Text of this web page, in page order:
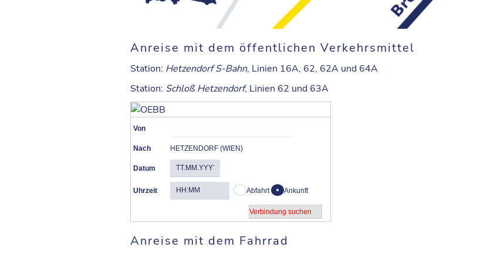
Anreise mit dem öffentlichen Verkehrsmittel
Station: Hetzendorf S-Bahn, Linien 16A, 62, 62A und 64A
Station: Schloß Hetzendorf, Linien 62 und 63A
Von
Nach HETZENDORF (WIEN)
Datum
Uhrzeit Abfahrt Ankunft
Anreise mit dem Fahrrad